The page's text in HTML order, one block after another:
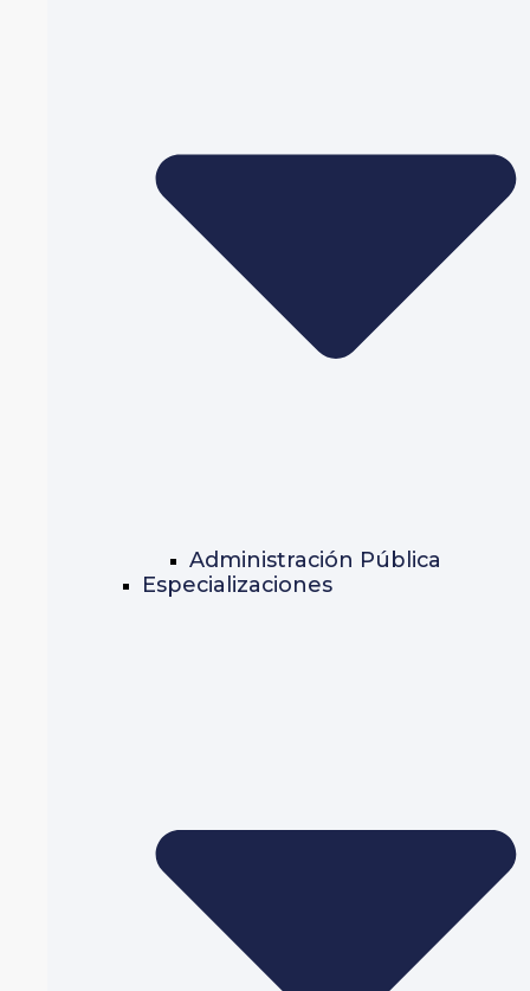
Administración Pública
Especializaciones